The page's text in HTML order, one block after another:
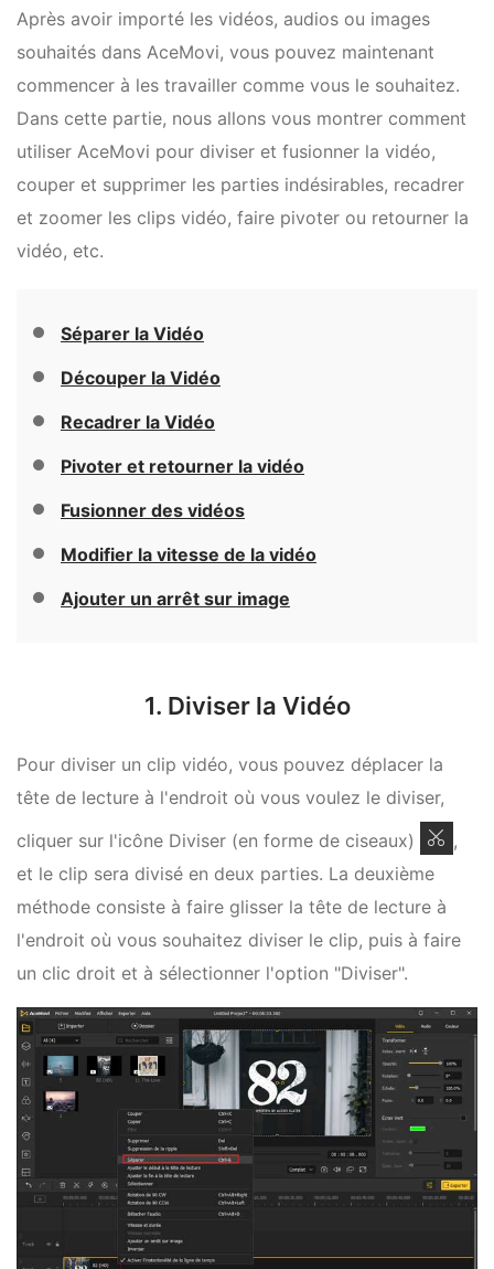
Après avoir importé les vidéos, audios ou images
souhaités dans AceMovi, vous pouvez maintenant
commencer à les travailler comme vous le souhaitez.
Dans cette partie, nous allons vous montrer comment
utiliser AceMovi pour diviser et fusionner la vidéo,
couper et supprimer les parties indésirables, recadrer
et zoomer les clips vidéo, faire pivoter ou retourner la
vidéo, etc.
Séparer la Vidéo
Découper la Vidéo
Recadrer la Vidéo
Pivoter et retourner la vidéo
Fusionner des vidéos
Modifier la vitesse de la vidéo
Ajouter un arrêt sur image
1. Diviser la Vidéo
Pour diviser un clip vidéo, vous pouvez déplacer la
tête de lecture à l'endroit où vous voulez le diviser,
cliquer sur l'icône Diviser (en forme de ciseaux)
,
et le clip sera divisé en deux parties. La deuxième
méthode consiste à faire glisser la tête de lecture à
l'endroit où vous souhaitez diviser le clip, puis à faire
un clic droit et à sélectionner l'option "Diviser".